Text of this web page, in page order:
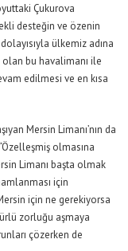
Çukurova
desteğin ve özenin
ülkemiz adına
olan bu havalimanı ile
edilmesi ve en kısa
Mersin Limanı’nın da
olmasına
Limanı başta olmak
için
için ne gerekiyorsa
zorluğu aşmaya
çözerken de